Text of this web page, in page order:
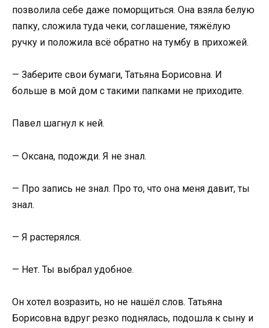
позволила себе даже поморщиться. Она взяла белую
папку, сложила туда чеки, соглашение, тяжёлую
ручку и положила всё обратно на тумбу в прихожей.
— Заберите свои бумаги, Татьяна Борисовна. И
больше в мой дом с такими папками не приходите.
Павел шагнул к ней.
— Оксана, подожди. Я не знал.
— Про запись не знал. Про то, что она меня давит, ты
знал.
— Я растерялся.
— Нет. Ты выбрал удобное.
Он хотел возразить, но не нашёл слов. Татьяна
Борисовна вдруг резко поднялась, подошла к сыну и